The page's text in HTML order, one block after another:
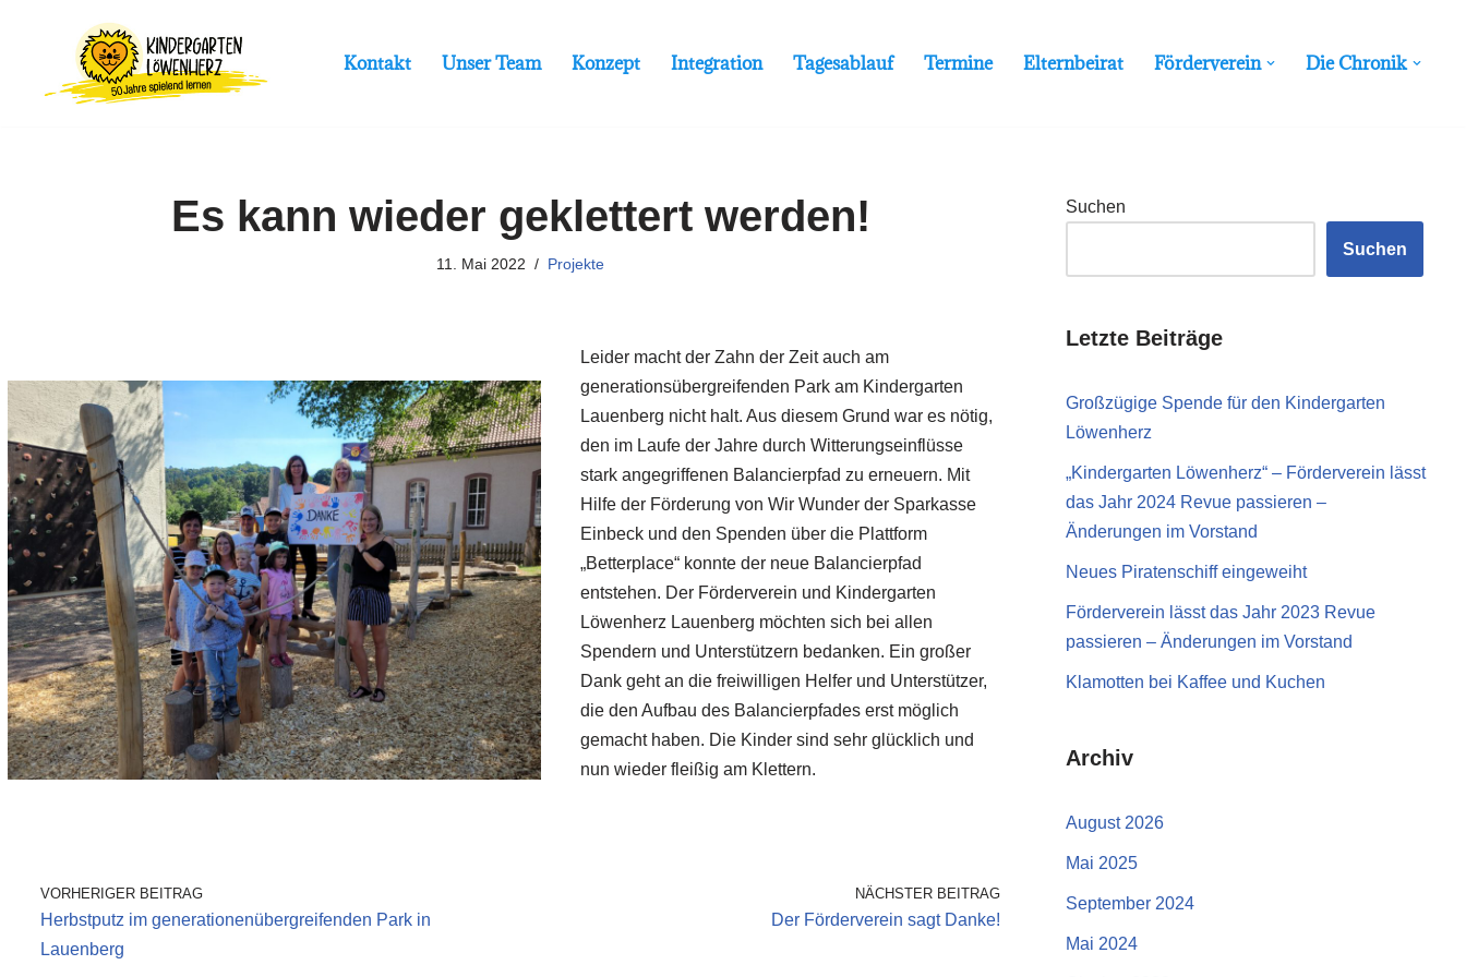
Inhalt
Kontakt Unser Team Konzept Integration Tagesablauf Termine Elternbeirat Förderverein Die Chronik
Es kann wieder geklettert werden!
11. Mai 2022 Projekte
Leider macht der Zahn der Zeit auch am
generationsübergreifenden Park am Kindergarten
Lauenberg nicht halt. Aus diesem Grund war es nötig,
den im Laufe der Jahre durch Witterungseinflüsse
stark angegriffenen Balancierpfad zu erneuern. Mit
Hilfe der Förderung von Wir Wunder der Sparkasse
Einbeck und den Spenden über die Plattform
„Betterplace“ konnte der neue Balancierpfad
entstehen. Der Förderverein und Kindergarten
Löwenherz Lauenberg möchten sich bei allen
Spendern und Unterstützern bedanken. Ein großer
Dank geht an die freiwilligen Helfer und Unterstützer,
die den Aufbau des Balancierpfades erst möglich
gemacht haben. Die Kinder sind sehr glücklich und
nun wieder fleißig am Klettern.
VORHERIGER BEITRAG
Herbstputz im generationenübergreifenden Park in
Lauenberg
NÄCHSTER BEITRAG
Der Förderverein sagt Danke!
Suchen
Suchen
Letzte Beiträge
Großzügige Spende für den Kindergarten
Löwenherz
„Kindergarten Löwenherz“ – Förderverein lässt
das Jahr 2024 Revue passieren –
Änderungen im Vorstand
Neues Piratenschiff eingeweiht
Förderverein lässt das Jahr 2023 Revue
passieren – Änderungen im Vorstand
Klamotten bei Kaffee und Kuchen
Archiv
August 2026
Mai 2025
September 2024
Mai 2024